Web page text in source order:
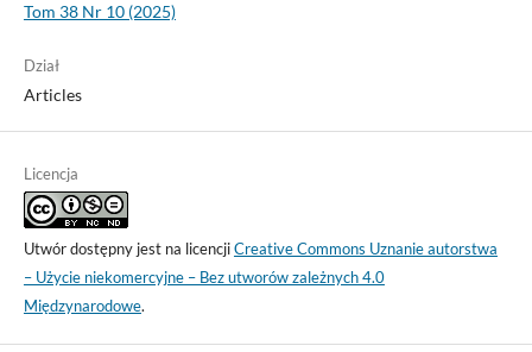
Tom 38 Nr 10 (2025)
Dział
Articles
Licencja
Utwór dostępny jest na licencjiCreative Commons Uznanie autorstwa
– Użycie niekomercyjne – Bez utworów zależnych 4.0
Międzynarodowe.